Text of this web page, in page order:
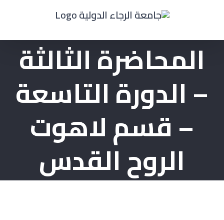
contentالمحاضرة الثالثة
– الدورة التاسعة
– قسم لاهوت
الروح القدس